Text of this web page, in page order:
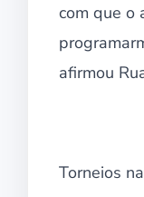
com que o
afirmou
Torneios